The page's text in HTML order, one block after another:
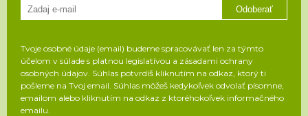
Odoberať
Tvoje osobné údaje (email) budeme spracovávať len za týmto
účelom v súlade s platnou legislatívou a zásadami ochrany
osobných údajov. Súhlas potvrdíš kliknutím na odkaz, ktorý ti
pošleme na Tvoj email. Súhlas môžeš kedykoľvek odvolať písomne,
emailom alebo kliknutím na odkaz z ktoréhokoľvek informačného
emailu.